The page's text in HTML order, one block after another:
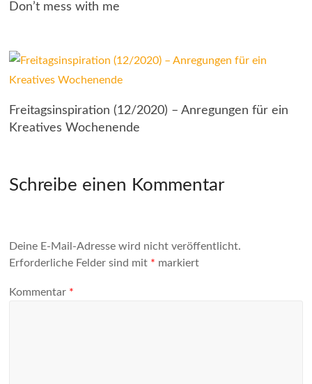
Don’t mess with me
Freitagsinspiration (12/2020) – Anregungen für ein
Kreatives Wochenende
Schreibe einen Kommentar
Deine E-Mail-Adresse wird nicht veröffentlicht.
Erforderliche Felder sind mit * markiert
Kommentar *